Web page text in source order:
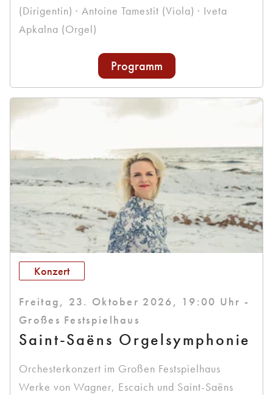
(Dirigentin) · Antoine Tamestit (Viola) · Iveta
Apkalna (Orgel)
Programm
Konzert
Freitag, 23. Oktober 2026, 19:00 Uhr -
Großes Festspielhaus
Saint-Saëns Orgelsymphonie
Orchesterkonzert im Großen Festspielhaus
Werke von Wagner, Escaich und Saint-Saëns